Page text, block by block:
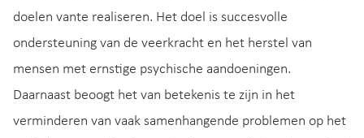
doelen vante realiseren. Het doel is succesvolle
ondersteuning van de veerkracht en het herstel van
mensen met ernstige psychische aandoeningen.
Daarnaast beoogt het van betekenis te zijn in het
verminderen van vaak samenhangende problemen op het